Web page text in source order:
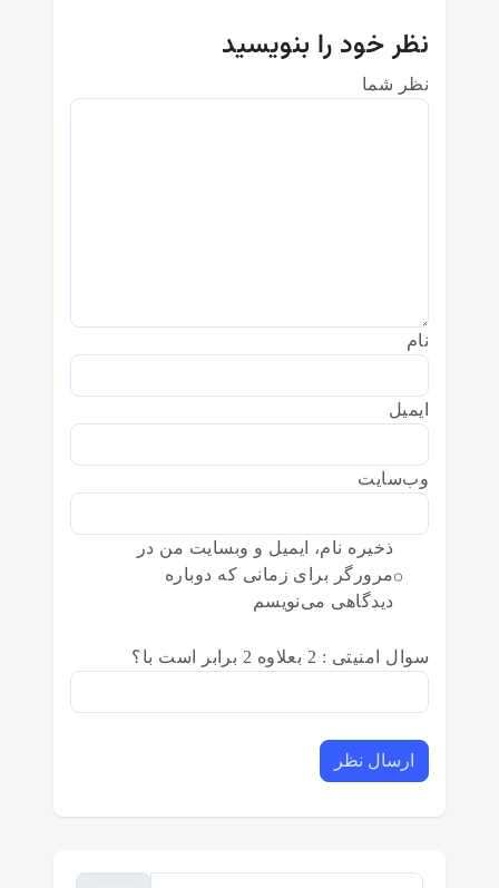
نظر خود را بنویسید
نظر شما
نام
ایمیل
وب‌سایت
ذخیره نام، ایمیل و وبسایت من در
مرورگر برای زمانی که دوباره
دیدگاهی می‌نویسم
سوال امنیتی : 2 بعلاوه 2 برابر است با؟
ارسال نظر